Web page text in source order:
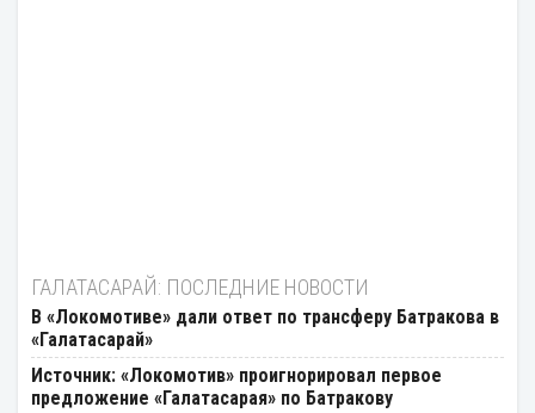
ГАЛАТАСАРАЙ: ПОСЛЕДНИЕ НОВОСТИ
В «Локомотиве» дали ответ по трансферу Батракова в
«Галатасарай»
Источник: «Локомотив» проигнорировал первое
предложение «Галатасарая» по Батракову